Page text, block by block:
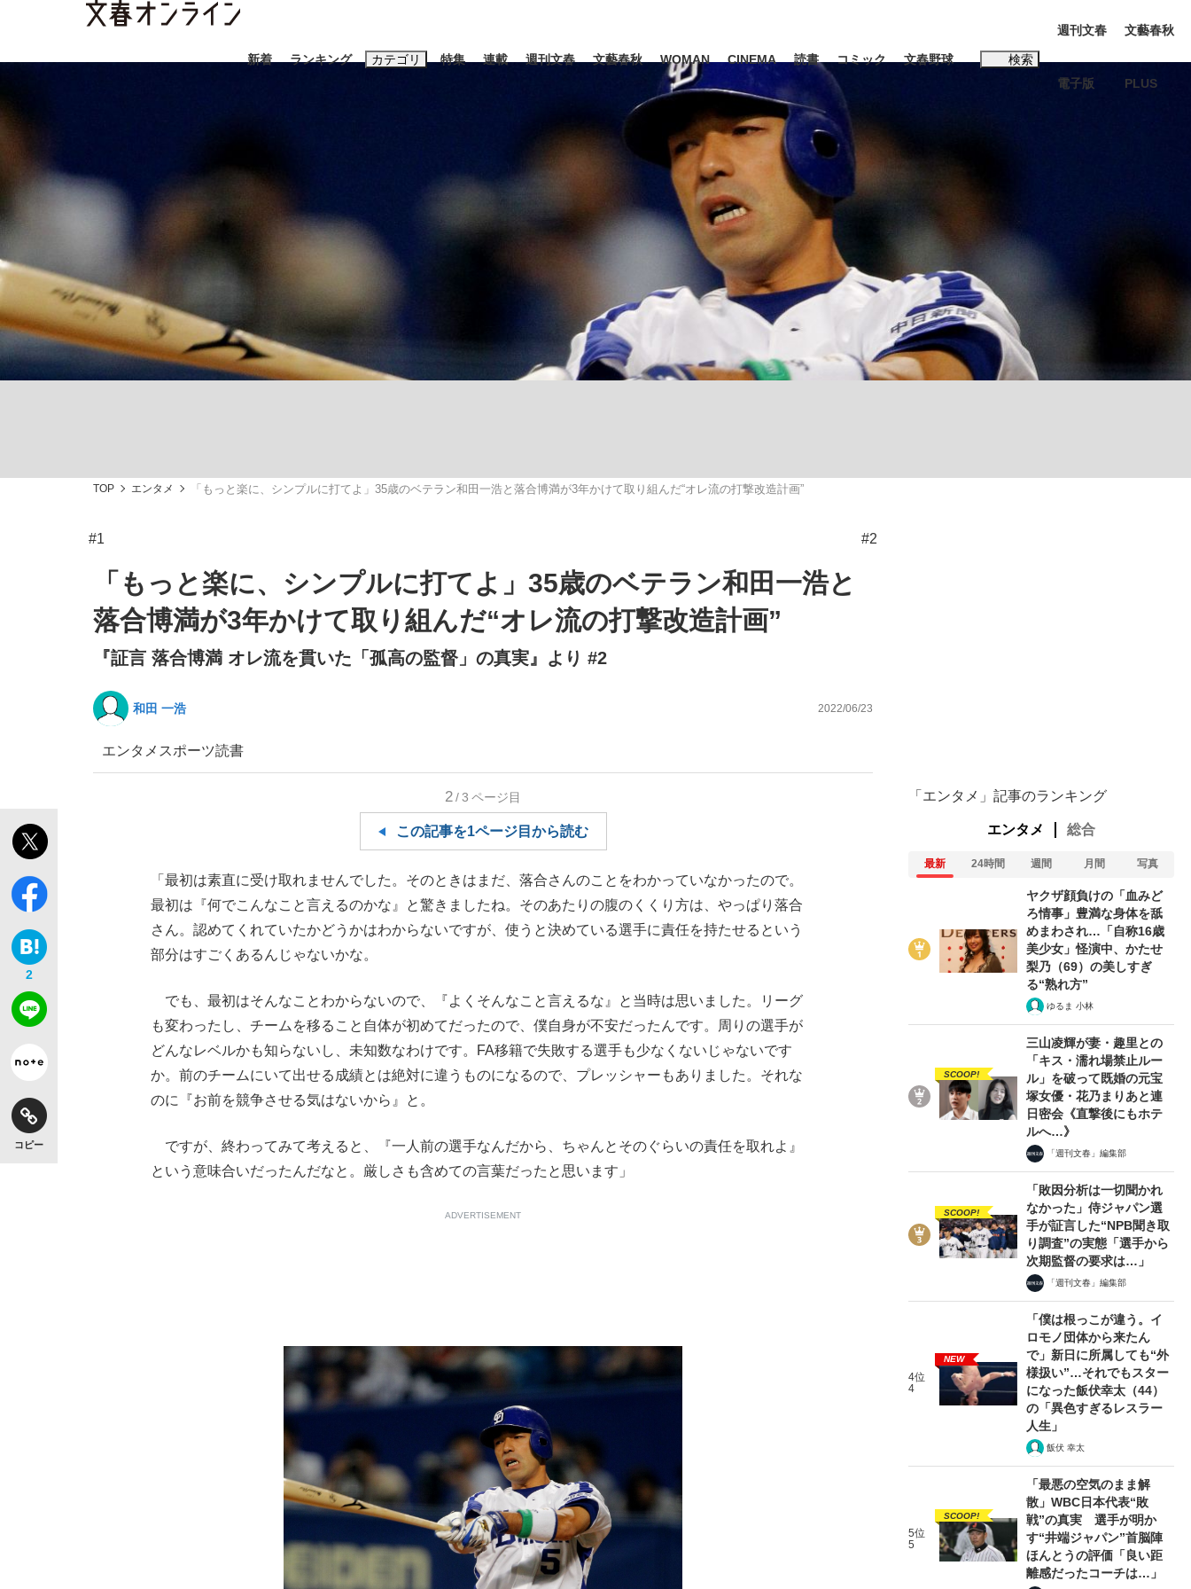
新着 ランキング カテゴリ
インタビュー
「90%は失敗する。でも…」本田圭佑が初めて明かした日本代表監督に... 「最悪の空気のまま解散」WBC日本代表“敗戦”の真実 選手が明かす...
「目標達成できなかったからと言って…」サッカー日本代表・森保一監督...
もっと見る
特集
終戦から81年
観る将棋、読む将棋
連載 週刊文春 文藝春秋 WOMAN CINEMA 読書 コミック 文春野球 検索
キーワード入力
おすすめのキーワードタグ一覧
#藤田晋 #後藤真希 #森岡毅 #城彰二 #内田有紀
#松田聖子
#玉木雄一郎
週刊文春
電子版
文藝春秋
PLUS
TOP エンタメ 「もっと楽に、シンプルに打てよ」35歳のベテラン和田一浩と落合博満が3年かけて取り組んだ“オレ流の打撃改造計画”
#1 #2
「もっと楽に、シンプルに打てよ」35歳のベテラン和田一浩と
落合博満が3年かけて取り組んだ“オレ流の打撃改造計画”
『証言 落合博満 オレ流を貫いた「孤高の監督」の真実』より #2
和田 一浩 2022/06/23
エンタメ スポーツ読書
2
コピー
2/3 ページ目
この記事を1ページ目から読む
「最初は素直に受け取れませんでした。そのときはまだ、落合さんのことをわかっていなかったので。
最初は『何でこんなこと言えるのかな』と驚きましたね。そのあたりの腹のくくり方は、やっぱり落合
さん。認めてくれていたかどうかはわからないですが、使うと決めている選手に責任を持たせるという
部分はすごくあるんじゃないかな。
でも、最初はそんなことわからないので、『よくそんなこと言えるな』と当時は思いました。リーグ
も変わったし、チームを移ること自体が初めてだったので、僕自身が不安だったんです。周りの選手が
どんなレベルかも知らないし、未知数なわけです。FA移籍で失敗する選手も少なくないじゃないです
か。前のチームにいて出せる成績とは絶対に違うものになるので、プレッシャーもありました。それな
のに『お前を競争させる気はないから』と。
ですが、終わってみて考えると、『一人前の選手なんだから、ちゃんとそのぐらいの責任を取れよ』
という意味合いだったんだなと。厳しさも含めての言葉だったと思います」
ADVERTISEMENT
「エンタメ」記事のランキング
エンタメ 総合
最新 24時間 週間 月間 写真
ヤクザ顔負けの「血みど
ろ情事」豊満な身体を舐
めまわされ…「自称16歳
美少女」怪演中、かたせ
梨乃（69）の美しすぎ
る“熟れ方”
ゆるま 小林
SCOOP!
三山凌輝が妻・趣里との
「キス・濡れ場禁止ルー
ル」を破って既婚の元宝
塚女優・花乃まりあと連
日密会《直撃後にもホテ
ルへ…》
「週刊文春」編集部
SCOOP!
「敗因分析は一切聞かれ
なかった」侍ジャパン選
手が証言した“NPB聞き取
り調査”の実態「選手から
次期監督の要求は…」
「週刊文春」編集部
4位
4
NEW
「僕は根っこが違う。イ
ロモノ団体から来たん
で」新日に所属しても“外
様扱い”…それでもスター
になった飯伏幸太（44）
の「異色すぎるレスラー
人生」
飯伏 幸太
5位
5
SCOOP!
「最悪の空気のまま解
散」WBC日本代表“敗
戦”の真実 選手が明か
す“井端ジャパン”首脳陣
ほんとうの評価「良い距
離感だったコーチは…」